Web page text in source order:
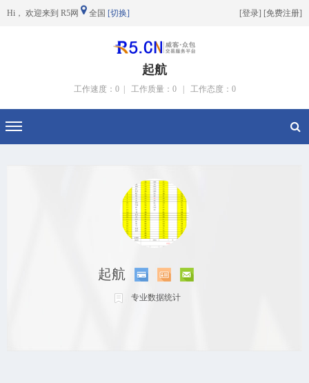
Hi， 欢迎来到 R5网 全国 [切换] [登录] [免费注册]
起航
工作速度：0 | 工作质量：0 | 工作态度：0
切换导航
起航
专业数据统计